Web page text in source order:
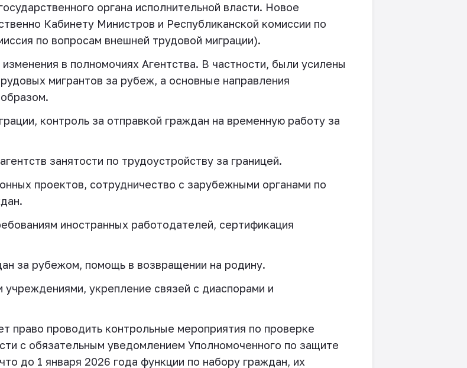
органа исполнительной власти. Новое
Кабинету Министров и Республиканской комиссии по
по вопросам внешней трудовой миграции).
в полномочиях Агентства. В частности, были усилены
мигрантов за рубеж, а основные направления
контроль за отправкой граждан на временную работу за
занятости по трудоустройству за границей.
проектов, сотрудничество с зарубежными органами по
иностранных работодателей, сертификация
за рубежом, помощь в возвращении на родину.
укрепление связей с диаспорами и
право проводить контрольные мероприятия по проверке
с обязательным уведомлением Уполномоченного по защите
до 1 января 2026 года функции по набору граждан, их